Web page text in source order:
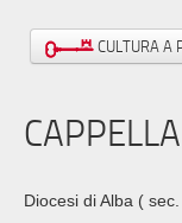
CULTURA A
Diocesi di Alba (